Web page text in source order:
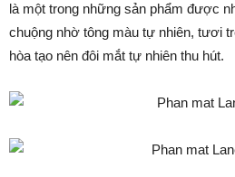
là một trong những sản phẩm được
chuộng nhờ tông màu tự nhiên, tươi
hòa tạo nên đôi mắt tự nhiên thu hút.